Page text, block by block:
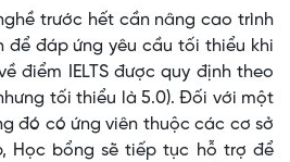
trước hết cần nâng cao trình
để đáp ứng yêu cầu tối thiểu khi
điểm IELTS được quy định theo
tối thiểu là 5.0). Đối với một
đó có ứng viên thuộc các cơ sở
Học bổng sẽ tiếp tục hỗ trợ để